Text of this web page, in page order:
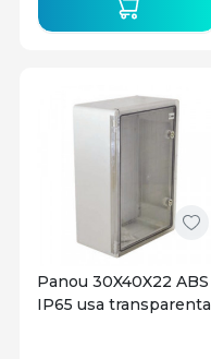
Panou 30X40X22 ABS
IP65 usa transparenta